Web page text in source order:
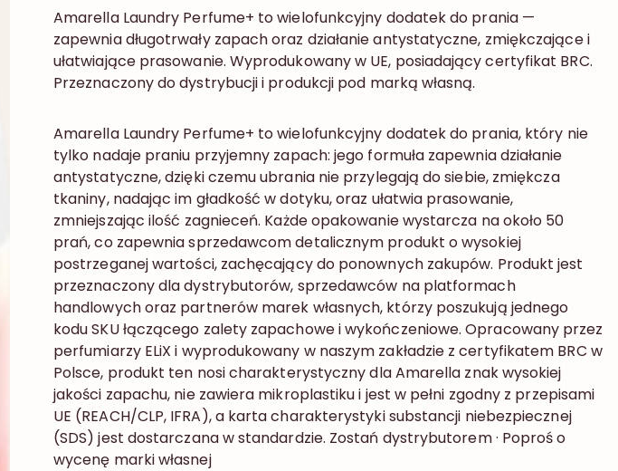
Amarella Laundry Perfume+ to wielofunkcyjny dodatek do prania —
zapewnia długotrwały zapach oraz działanie antystatyczne, zmiękczające i
ułatwiające prasowanie. Wyprodukowany w UE, posiadający certyfikat BRC.
Przeznaczony do dystrybucji i produkcji pod marką własną.
Amarella Laundry Perfume+ to wielofunkcyjny dodatek do prania, który nie
tylko nadaje praniu przyjemny zapach: jego formuła zapewnia działanie
antystatyczne, dzięki czemu ubrania nie przylegają do siebie, zmiękcza
tkaniny, nadając im gładkość w dotyku, oraz ułatwia prasowanie,
zmniejszając ilość zagnieceń. Każde opakowanie wystarcza na około 50
prań, co zapewnia sprzedawcom detalicznym produkt o wysokiej
postrzeganej wartości, zachęcający do ponownych zakupów. Produkt jest
przeznaczony dla dystrybutorów, sprzedawców na platformach
handlowych oraz partnerów marek własnych, którzy poszukują jednego
kodu SKU łączącego zalety zapachowe i wykończeniowe. Opracowany przez
perfumiarzy ELiX i wyprodukowany w naszym zakładzie z certyfikatem BRC w
Polsce, produkt ten nosi charakterystyczny dla Amarella znak wysokiej
jakości zapachu, nie zawiera mikroplastiku i jest w pełni zgodny z przepisami
UE (REACH/CLP, IFRA), a karta charakterystyki substancji niebezpiecznej
(SDS) jest dostarczana w standardzie. Zostań dystrybutorem · Poproś o
wycenę marki własnej